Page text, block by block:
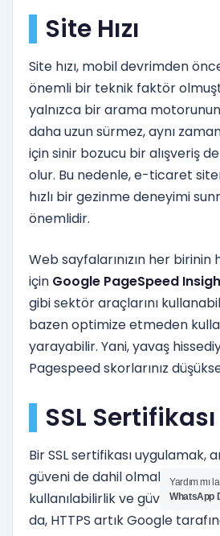
Site Hızı
Site hızı, mobil devrimden
önemli bir teknik faktör
yalnızca bir arama
daha uzun sürmez, aynı
için sinir bozucu bir alışveriş
olur. Bu nedenle, e-ticaret
hızlı bir gezinme deneyimi
önemlidir.
Web sayfalarınızın her birinin
için Google PageSpeed
gibi sektör araçlarını
bazen optimize etmeden
yarayabilir. Yani, yavaş
Pagespeed skorlarınız
SSL Sertifikası
Bir SSL sertifikası uygulamak,
güveni de dahil olmak üzere
kullanılabilirlik ve güvenlik
da, HTTPS artık Google
Yardım mı
WhatsApp